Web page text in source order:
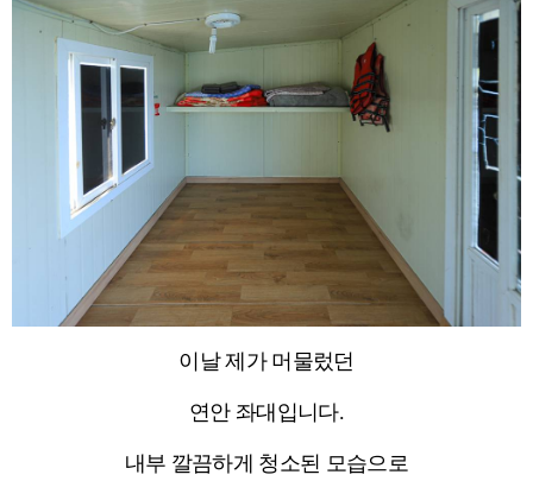
이날 제가 머물렀던
연안 좌대입니다.
내부 깔끔하게 청소된 모습으로